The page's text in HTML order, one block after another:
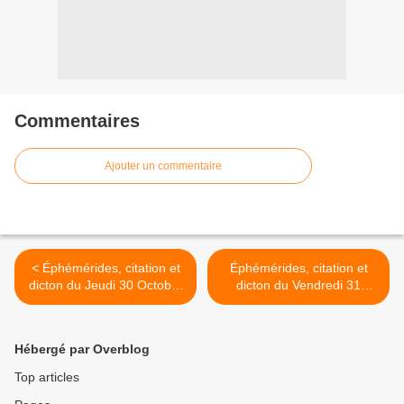
Commentaires
Ajouter un commentaire
< Éphémérides, citation et
dicton du Jeudi 30 Octobre
2025 #parti2zero
Éphémérides, citation et
dicton du Vendredi 31
Octobre 2025 #part2zero
Hébergé par Overblog
Top articles